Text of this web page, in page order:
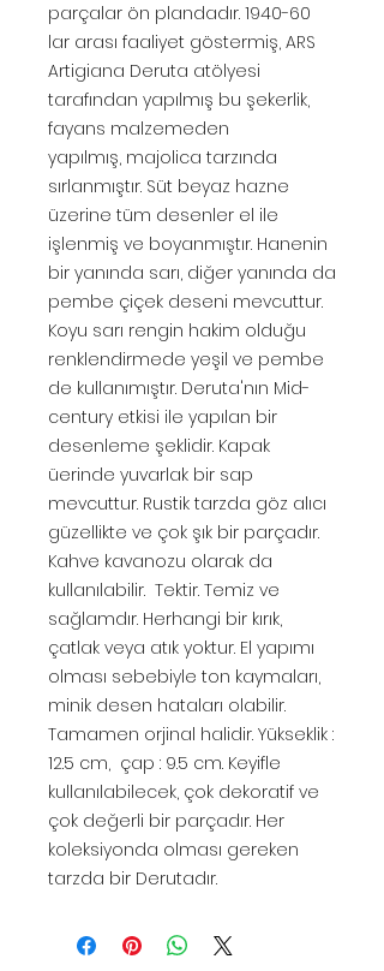
parçalar ön plandadır. 1940-60
lar arası faaliyet göstermiş, ARS
Artigiana Deruta atölyesi
tarafından yapılmış bu şekerlik,
fayans malzemeden
yapılmış, majolica tarzında
sırlanmıştır. Süt beyaz hazne
üzerine tüm desenler el ile
işlenmiş ve boyanmıştır. Hanenin
bir yanında sarı, diğer yanında da
pembe çiçek deseni mevcuttur.
Koyu sarı rengin hakim olduğu
renklendirmede yeşil ve pembe
de kullanımıştır. Deruta'nın Mid-
century etkisi ile yapılan bir
desenleme şeklidir. Kapak
üerinde yuvarlak bir sap
mevcuttur. Rustik tarzda göz alıcı
güzellikte ve çok şık bir parçadır.
Kahve kavanozu olarak da
kullanılabilir. Tektir. Temiz ve
sağlamdır. Herhangi bir kırık,
çatlak veya atık yoktur. El yapımı
olması sebebiyle ton kaymaları,
minik desen hataları olabilir.
Tamamen orjinal halidir. Yükseklik :
12.5 cm, çap : 9.5 cm. Keyifle
kullanılabilecek, çok dekoratif ve
çok değerli bir parçadır. Her
koleksiyonda olması gereken
tarzda bir Derutadır.